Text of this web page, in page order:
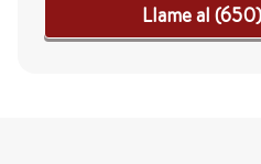
Llame al